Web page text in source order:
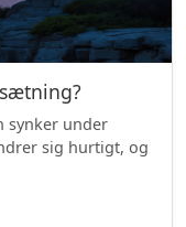
synker under
sig hurtigt, og